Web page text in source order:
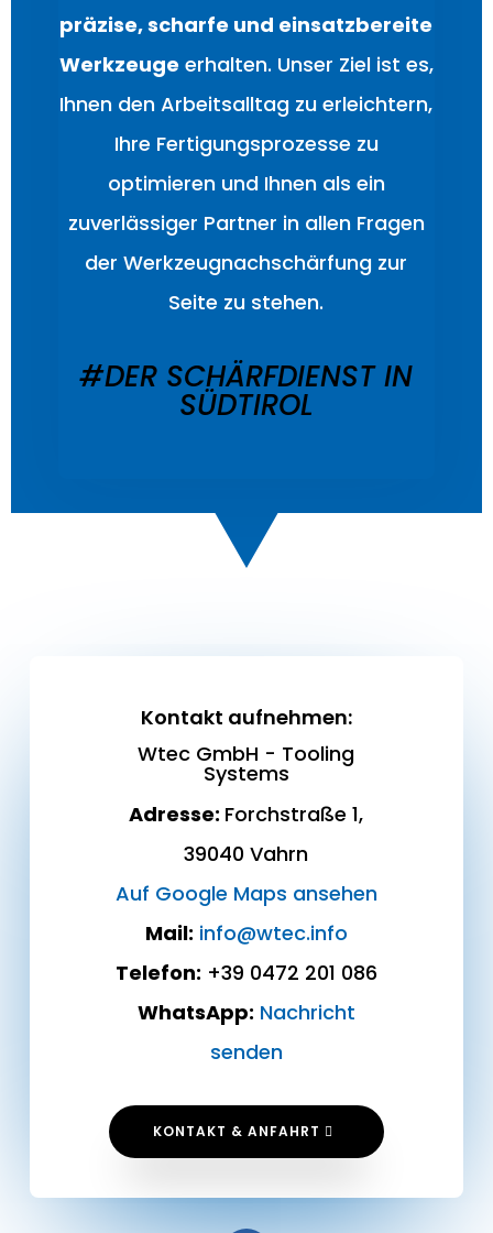
präzise, scharfe und einsatzbereite
Werkzeuge erhalten. Unser Ziel ist es,
Ihnen den Arbeitsalltag zu erleichtern,
Ihre Fertigungsprozesse zu
optimieren und Ihnen als ein
zuverlässiger Partner in allen Fragen
der Werkzeugnachschärfung zur
Seite zu stehen.
#DER SCHÄRFDIENST IN
SÜDTIROL
Kontakt aufnehmen:
Wtec GmbH - Tooling
Systems
Adresse: Forchstraße 1,
39040 Vahrn
Auf Google Maps ansehen
Mail: info@wtec.info
Telefon: +39 0472 201 086
WhatsApp: Nachricht
senden
KONTAKT & ANFAHRT